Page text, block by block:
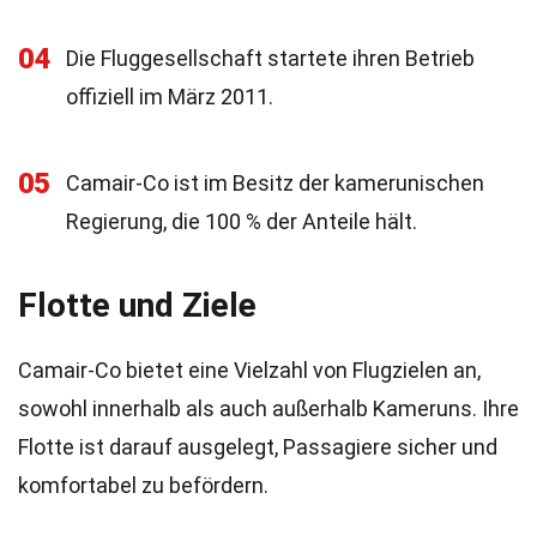
04
Die Fluggesellschaft startete ihren Betrieb
offiziell im März 2011.
05
Camair-Co ist im Besitz der kamerunischen
Regierung, die 100 % der Anteile hält.
Flotte und Ziele
Camair-Co bietet eine Vielzahl von Flugzielen an,
sowohl innerhalb als auch außerhalb Kameruns. Ihre
Flotte ist darauf ausgelegt, Passagiere sicher und
komfortabel zu befördern.